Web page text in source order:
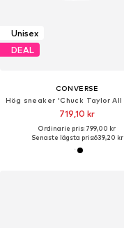
Unisex
DEAL
CONVERSE
719,10 kr
Ordinarie pris: 799,00 kr
Senaste lägsta pris:639,20 kr